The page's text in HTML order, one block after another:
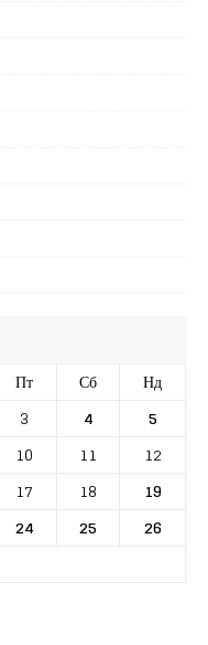
Пт Сб
Нд
3 4
5
10 11
12
17 18
19
24 25
26